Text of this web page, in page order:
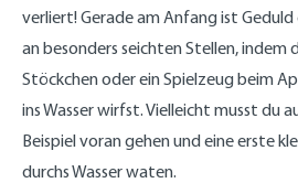
verliert! Gerade am Anfang ist
an besonders seichten Stellen, indem
Stöckchen oder ein Spielzeug beim
ins Wasser wirfst. Vielleicht musst du
Beispiel voran gehen und eine erste
durchs Wasser waten.